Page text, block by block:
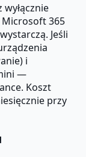
365
Jeśli
i
—
Koszt
przy